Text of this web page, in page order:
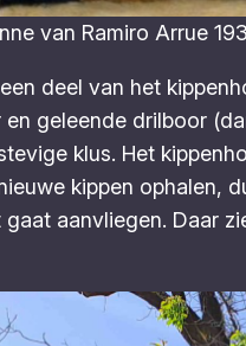
van Ramiro Arrue
deel van het
geleende drilboor
klus. Het
kippen
aanvliegen. Daar